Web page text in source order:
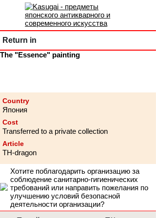
Return in
The "Essence" painting
Country
Япония
Cost
Transferred to a private collection
Article
TH-dragon
Хотите поблагодарить организацию за
соблюдение санитарно-гигиенических
требований или направить пожелания по
улучшению условий безопасной
деятельности организации?